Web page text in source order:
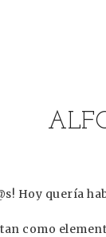
Hoy quería
como